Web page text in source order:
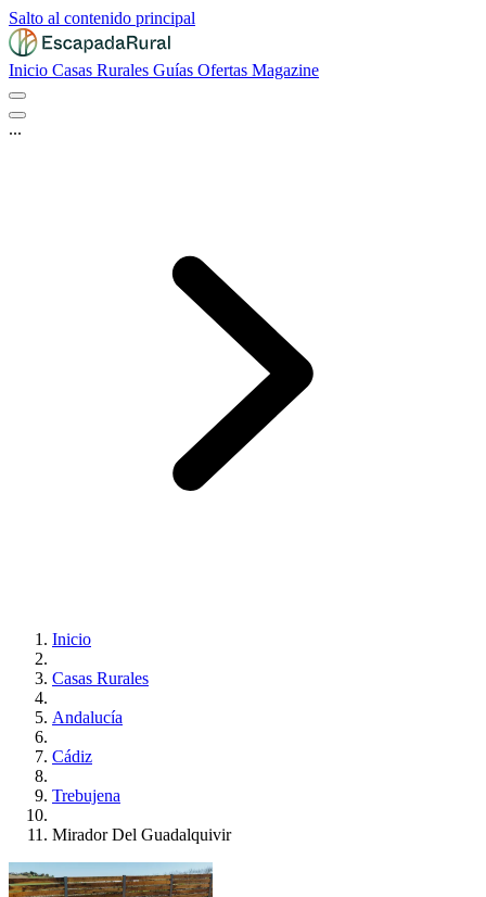
Salto al contenido principal
Inicio Casas Rurales Guías Ofertas Magazine
...
Inicio
Casas Rurales
Andalucía
Cádiz
Trebujena
Mirador Del Guadalquivir